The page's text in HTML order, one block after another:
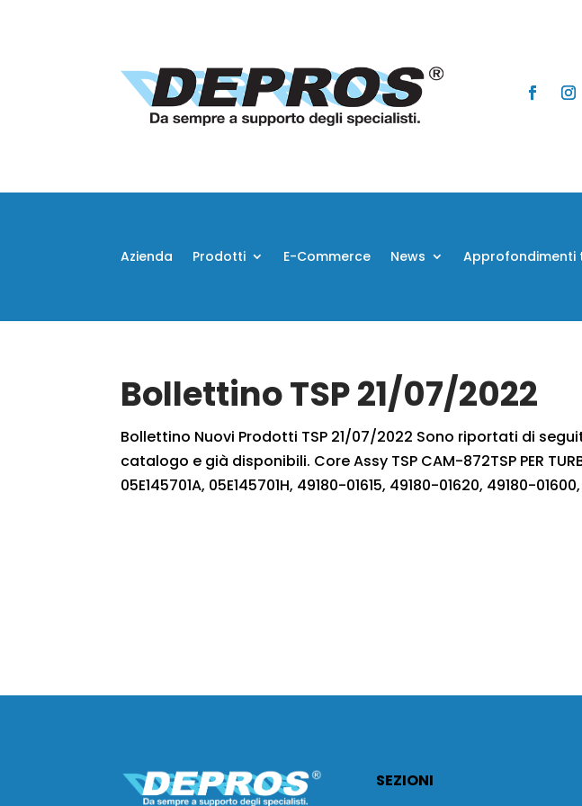
Azienda Prodotti E-Commerce News Approfondimenti
Bollettino TSP 21/07/2022
Bollettino Nuovi Prodotti TSP 21/07/2022 Sono riportati di
catalogo e già disponibili. Core Assy TSP CAM-872TSP PER
05E145701A, 05E145701H, 49180-01615, 49180-01620, 49180-
SEZIONI